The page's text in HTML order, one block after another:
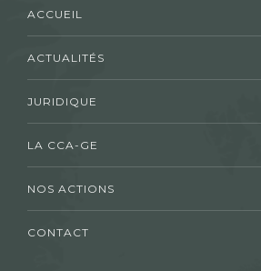
ACCUEIL
ACTUALITÉS
JURIDIQUE
LA CCA-GE
NOS ACTIONS
CONTACT